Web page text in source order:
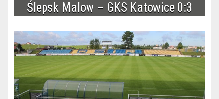
Ślepsk Malow – GKS Katowice 0:3